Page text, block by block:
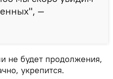
—
не будет продолжения,
укрепится.